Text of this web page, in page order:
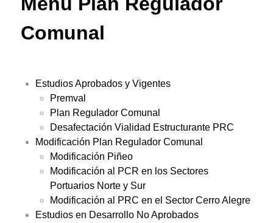
Comunal
Estudios Aprobados y Vigentes
Premval
Plan Regulador Comunal
Desafectación Vialidad Estructurante PRC
Modificación Plan Regulador Comunal
Modificación Piñeo
Modificación al PCR en los Sectores
Portuarios Norte y Sur
Modificación al PRC en el Sector Cerro Alegre
Estudios en Desarrollo No Aprobados